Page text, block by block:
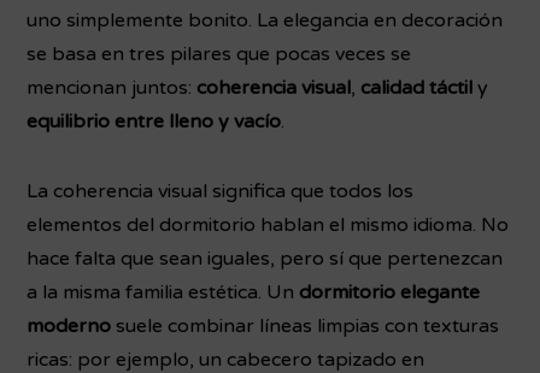
uno simplemente bonito. La elegancia en decoración
se basa en tres pilares que pocas veces se
mencionan juntos: coherencia visual, calidad táctil y
equilibrio entre lleno y vacío.
La coherencia visual significa que todos los
elementos del dormitorio hablan el mismo idioma. No
hace falta que sean iguales, pero sí que pertenezcan
a la misma familia estética. Un dormitorio elegante
moderno suele combinar líneas limpias con texturas
ricas: por ejemplo, un cabecero tapizado en